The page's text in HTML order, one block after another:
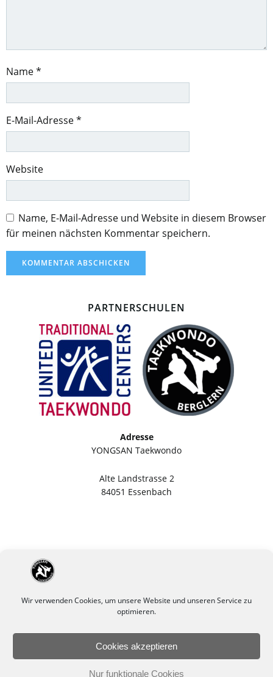
Wir verwenden Cookies, um unsere Website und unseren Service zu
optimieren.
Cookies akzeptieren
Nur funktionale Cookies
Name*
E-Mail-Adresse*
Website
Name, E-Mail-Adresse und Website in diesem Browser
für meinen nächsten Kommentar speichern.
PARTNERSCHULEN
Adresse
YONGSAN Taekwondo
Alte Landstrasse 2
84051 Essenbach
Impressum
Datenschutzerklärung